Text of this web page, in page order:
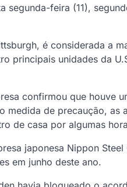
segunda-feira (11),
é considerada a
principais unidades da
confirmou que houve
medida de precaução, as
de casa por algumas
japonesa Nippon
em junho deste ano.